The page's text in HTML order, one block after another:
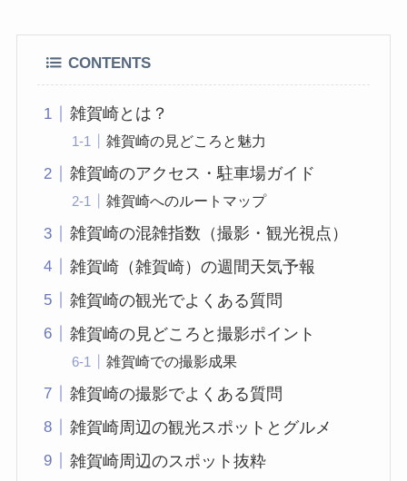
CONTENTS
雑賀崎とは？
雑賀崎の見どころと魅力
雑賀崎のアクセス・駐車場ガイド
雑賀崎へのルートマップ
雑賀崎の混雑指数（撮影・観光視点）
雑賀崎（雑賀崎）の週間天気予報
雑賀崎の観光でよくある質問
雑賀崎の見どころと撮影ポイント
雑賀崎での撮影成果
雑賀崎の撮影でよくある質問
雑賀崎周辺の観光スポットとグルメ
雑賀崎周辺のスポット抜粋